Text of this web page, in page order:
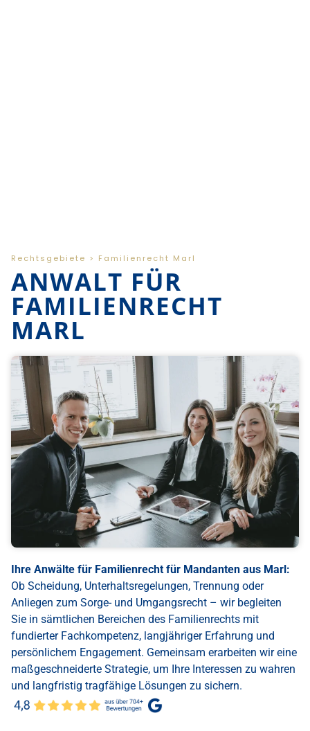
Rechtsgebiete > Familienrecht Marl
ANWALT FÜR
FAMILIENRECHT
MARL
Ihre Anwälte für Familienrecht für Mandanten aus Marl:
Ob Scheidung, Unterhaltsregelungen, Trennung oder
Anliegen zum Sorge- und Umgangsrecht – wir begleiten
Sie in sämtlichen Bereichen des Familienrechts mit
fundierter Fachkompetenz, langjähriger Erfahrung und
persönlichem Engagement. Gemeinsam erarbeiten wir eine
maßgeschneiderte Strategie, um Ihre Interessen zu wahren
und langfristig tragfähige Lösungen zu sichern.